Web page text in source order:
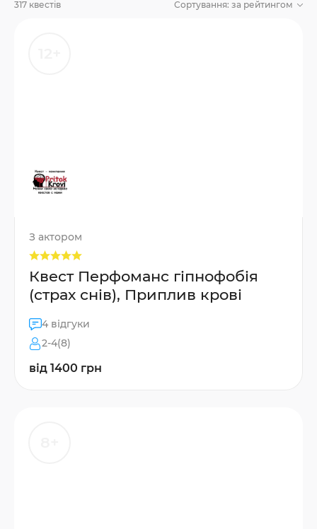
317 квестів Сортування: за рейтингом
З актором
Квест Перфоманс гіпнофобія
(страх снів), Приплив крові
4 відгуки
2-4(8)
від 1400 грн